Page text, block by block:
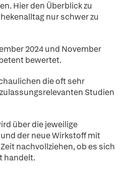
Hier den Überblick zu
nur schwer zu
2024 und November
bewertet.
die oft sehr
Studien
über die jeweilige
der neue Wirkstoff mit
nachvollziehen, ob es sich
handelt.